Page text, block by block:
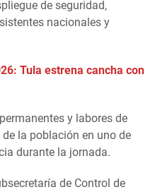
de seguridad,
nacionales y
Tula estrena cancha con
y labores de
la población en uno de
durante la jornada.
de Control de